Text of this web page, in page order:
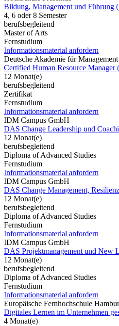
Bildung, Management und Führung
4, 6 oder 8 Semester
berufsbegleitend
Master of Arts
Fernstudium
Informationsmaterial anfordern
Deutsche Akademie für Management
Certified Human Resource
12 Monat(e)
berufsbegleitend
Zertifikat
Fernstudium
Informationsmaterial anfordern
IDM Campus GmbH
DAS Change Leadership und
12 Monat(e)
berufsbegleitend
Diploma of Advanced Studies
Fernstudium
Informationsmaterial anfordern
IDM Campus GmbH
DAS Change Management,
12 Monat(e)
berufsbegleitend
Diploma of Advanced Studies
Fernstudium
Informationsmaterial anfordern
IDM Campus GmbH
DAS Projektmanagement und New
12 Monat(e)
berufsbegleitend
Diploma of Advanced Studies
Fernstudium
Informationsmaterial anfordern
Europäische Fernhochschule
Digitales Lernen im Unternehmen
4 Monat(e)